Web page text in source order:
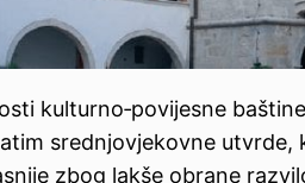
kulturno‑povijesne
srednjovjekovne utvrde,
zbog lakše obrane